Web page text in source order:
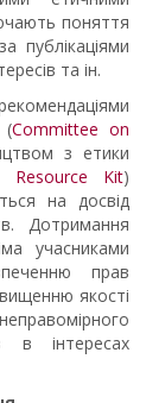
поняття
публікаціями
та ін.
(Committee on
з етики
Resource Kit)
на досвід
Дотримання
учасниками
прав
якості
в інтересах